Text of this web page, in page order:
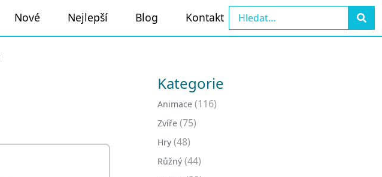
Nové Nejlepší Blog Kontakt
Kategorie
Animace (116)
Zvíře (75)
Hry (48)
Růžný (44)